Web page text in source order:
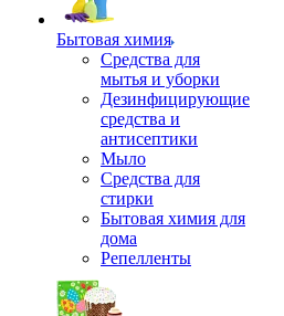
Бытовая химия
Средства для
мытья и уборки
Дезинфицирующие
средства и
антисептики
Мыло
Средства для
стирки
Бытовая химия для
дома
Репелленты